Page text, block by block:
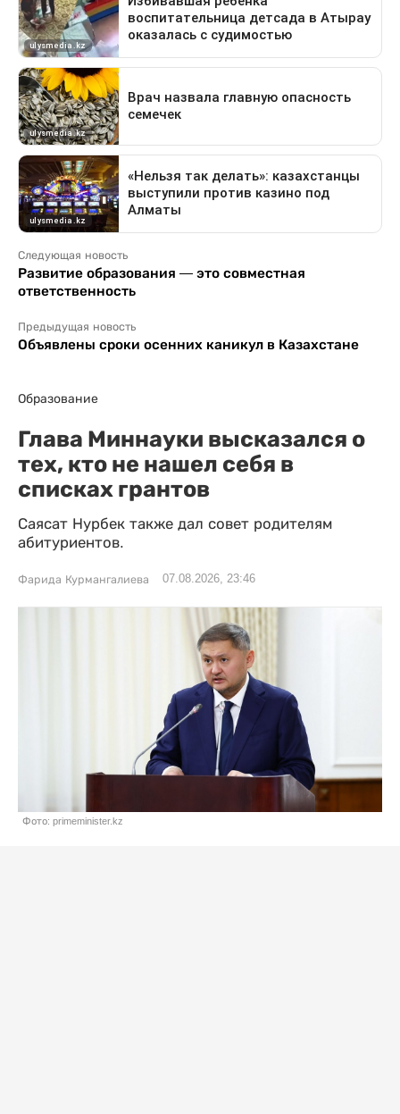
Следующая новость
Развитие образования — это совместная
ответственность
Предыдущая новость
Объявлены сроки осенних каникул в Казахстане
Образование
Глава Миннауки высказался о
тех, кто не нашел себя в
списках грантов
Саясат Нурбек также дал совет родителям
абитуриентов.
Фарида Курмангалиева 07.08.2026, 23:46
Фото: primeminister.kz